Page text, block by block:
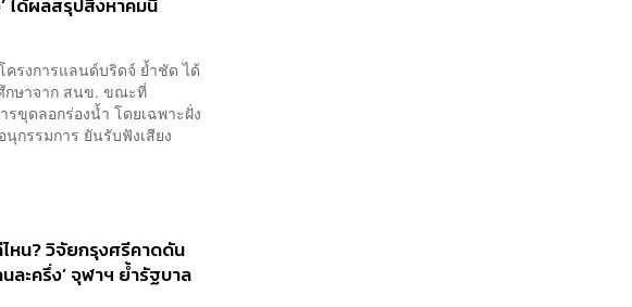
ได้ผลสรุปสิงหาคมนี้
รงการแลนด์บริดจ์ ย้ำชัด ได้
กษาจาก สนข. ขณะที่
ขุดลอกร่องน้ำ โดยเฉพาะฝั่ง
รรมการ ยันรับฟังเสียง
หน? วิจัยกรุงศรีคาดดัน
ะครึ่ง’ จุฬาฯ ย้ำรัฐบาล